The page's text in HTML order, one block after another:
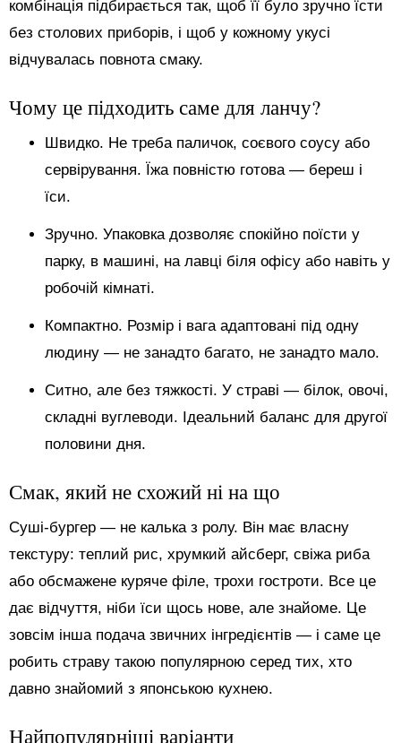
комбінація підбирається так, щоб її було зручно їсти
без столових приборів, і щоб у кожному укусі
відчувалась повнота смаку.
Чому це підходить саме для ланчу?
Швидко. Не треба паличок, соєвого соусу або
сервірування. Їжа повністю готова — береш і
їси.
Зручно. Упаковка дозволяє спокійно поїсти у
парку, в машині, на лавці біля офісу або навіть у
робочій кімнаті.
Компактно. Розмір і вага адаптовані під одну
людину — не занадто багато, не занадто мало.
Ситно, але без тяжкості. У страві — білок, овочі,
складні вуглеводи. Ідеальний баланс для другої
половини дня.
Смак, який не схожий ні на що
Суші-бургер — не калька з ролу. Він має власну
текстуру: теплий рис, хрумкий айсберг, свіжа риба
або обсмажене куряче філе, трохи гостроти. Все це
дає відчуття, ніби їси щось нове, але знайоме. Це
зовсім інша подача звичних інгредієнтів — і саме це
робить страву такою популярною серед тих, хто
давно знайомий з японською кухнею.
Найпопулярніші варіанти